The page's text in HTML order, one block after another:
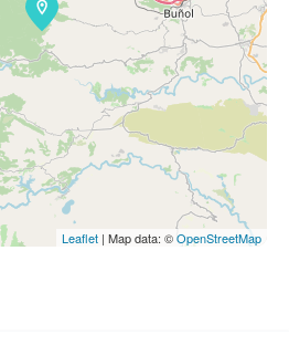
Leaflet | Map data: ©OpenStreetMap